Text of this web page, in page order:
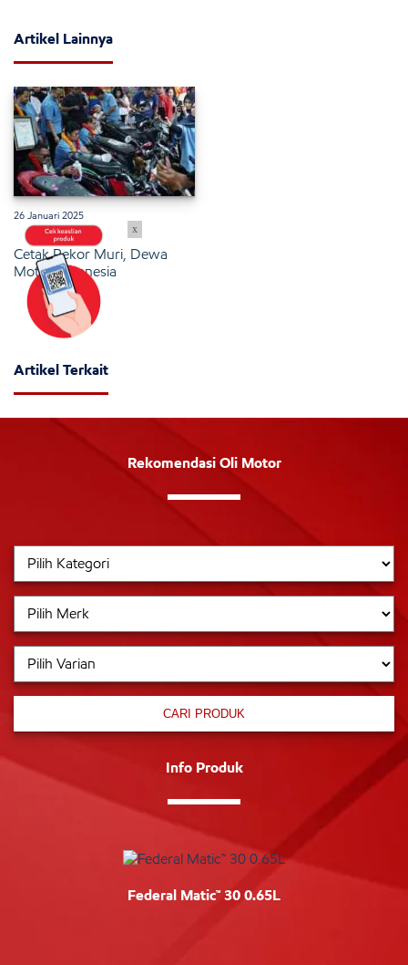
Artikel Lainnya
26 Januari 2025
Cetak Rekor Muri, Dewa
Motor Indonesia
Artikel Terkait
Rekomendasi Oli Motor
CARI PRODUK
Info Produk
Federal Matic™ 30 0.65L
x